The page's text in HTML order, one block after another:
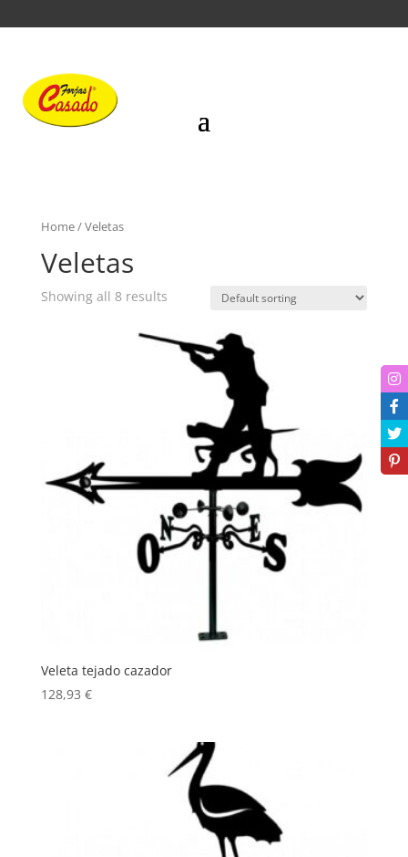
Home/ Veletas
Veletas
Showing all 8 results
Veleta tejado cazador
128,93 €